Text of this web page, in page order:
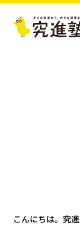
こんにちは。究